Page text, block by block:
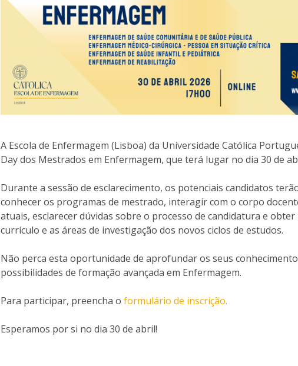
Projetos desenvolvidos
A Escola de Enfermagem (Lisboa) da Universidade Católica
Day dos Mestrados em Enfermagem, que terá lugar no dia 30 de
Durante a sessão de esclarecimento, os potenciais candidatos
conhecer os programas de mestrado, interagir com o corpo
atuais, esclarecer dúvidas sobre o processo de candidatura e
currículo e as áreas de investigação dos novos ciclos de estudos.
Não perca esta oportunidade de aprofundar os seus
possibilidades de formação avançada em Enfermagem.
Para participar, preencha oformulário de inscrição.
Esperamos por si no dia 30 de abril!